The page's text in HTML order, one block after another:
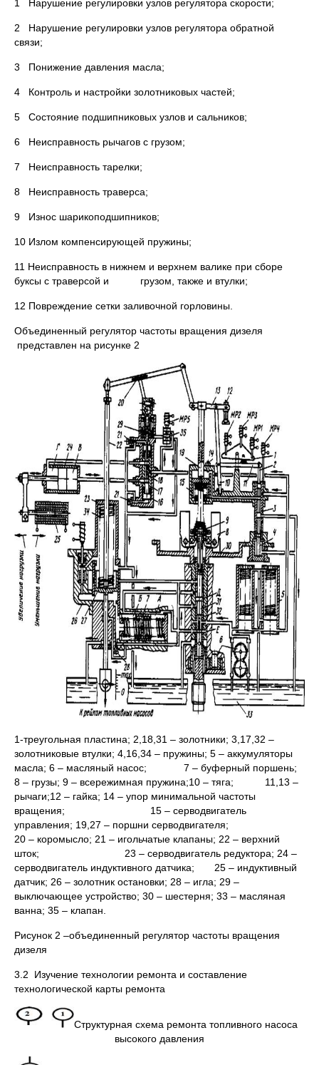
1 Нарушение регулировки узлов регулятора скорости;
2 Нарушение регулировки узлов регулятора обратной
связи;
3 Понижение давления масла;
4 Контроль и настройки золотниковых частей;
5 Состояние подшипниковых узлов и сальников;
6 Неисправность рычагов с грузом;
7 Неисправность тарелки;
8 Неисправность траверса;
9 Износ шарикоподшипников;
10 Излом компенсирующей пружины;
11 Неисправность в нижнем и верхнем валике при сборе
буксы с траверсой и грузом, также и втулки;
12 Повреждение сетки заливочной горловины.
Объединенный регулятор частоты вращения дизеля
представлен на рисунке 2
1-треугольная пластина; 2,18,31 – золотники; 3,17,32 –
золотниковые втулки; 4,16,34 – пружины; 5 – аккумуляторы
масла; 6 – масляный насос; 7 – буферный поршень;
8 – грузы; 9 – всережимная пружина;10 – тяга; 11,13 –
рычаги;12 – гайка; 14 – упор минимальной частоты
вращения; 15 – серводвигатель
управления; 19,27 – поршни серводвигателя;
20 – коромысло; 21 – игольчатые клапаны; 22 – верхний
шток; 23 – серводвигатель редуктора; 24 –
серводвигатель индуктивного датчика; 25 – индуктивный
датчик; 26 – золотник остановки; 28 – игла; 29 –
выключающее устройство; 30 – шестерня; 33 – масляная
ванна; 35 – клапан.
Рисунок 2 –объединенный регулятор частоты вращения
дизеля
3.2 Изучение технологии ремонта и составление
технологической карты ремонта
Структурная схема ремонта топливного насоса
высокого давления